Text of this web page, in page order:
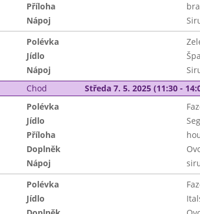
Příloha
Nápoj
Polévka
Jídlo
Nápoj
Chod Středa 7. 5. 2025 (11:30 -
Polévka
Jídlo
Příloha
Doplněk
Nápoj
Polévka
Jídlo